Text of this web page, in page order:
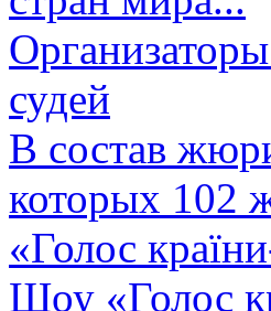
судей
В состав
которых 102
«Голос
Шоу «Голос